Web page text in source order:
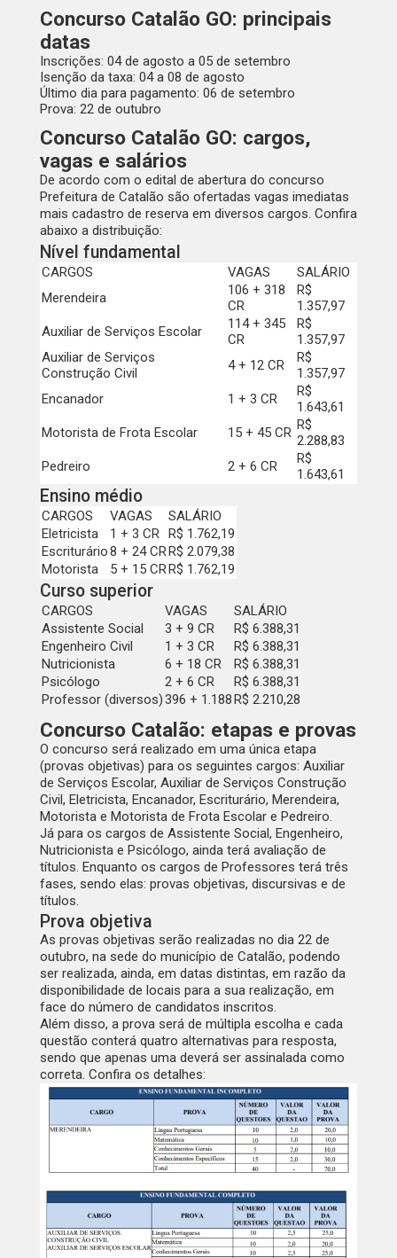
Concurso Catalão GO: principais
datas
Inscrições: 04 de agosto a 05 de setembro
Isenção da taxa: 04 a 08 de agosto
Último dia para pagamento: 06 de setembro
Prova: 22 de outubro
Concurso Catalão GO: cargos,
vagas e salários
De acordo com o edital de abertura do concurso
Prefeitura de Catalão são ofertadas vagas imediatas
mais cadastro de reserva em diversos cargos. Confira
abaixo a distribuição:
Nível fundamental
CARGOS VAGAS
SALÁRIO
Merendeira
106 + 318
CR
R$
1.357,97
Auxiliar de Serviços Escolar
114 + 345
CR
R$
1.357,97
Auxiliar de Serviços
Construção Civil
4 + 12 CR
R$
1.357,97
Encanador
1 + 3 CR
R$
1.643,61
Motorista de Frota Escolar
15 + 45 CR R$
2.288,83
Pedreiro
2 + 6 CR
R$
1.643,61
Ensino médio
CARGOS VAGAS
SALÁRIO
Eletricista
1 + 3 CR R$ 1.762,19
Escriturário8 + 24 CRR$ 2.079,38
Motorista
5 + 15 CRR$ 1.762,19
Curso superior
CARGOS VAGAS
SALÁRIO
Assistente Social
3 + 9 CR
R$ 6.388,31
Engenheiro Civil
1 + 3 CR
R$ 6.388,31
Nutricionista
6 + 18 CR
R$ 6.388,31
Psicólogo
2 + 6 CR
R$ 6.388,31
Professor (diversos)396 + 1.188R$ 2.210,28
Concurso Catalão: etapas e provas
O concurso será realizado em uma única etapa
(provas objetivas) para os seguintes cargos: Auxiliar
de Serviços Escolar, Auxiliar de Serviços Construção
Civil, Eletricista, Encanador, Escriturário, Merendeira,
Motorista e Motorista de Frota Escolar e Pedreiro.
Já para os cargos de Assistente Social, Engenheiro,
Nutricionista e Psicólogo, ainda terá avaliação de
títulos. Enquanto os cargos de Professores terá três
fases, sendo elas: provas objetivas, discursivas e de
títulos.
Prova objetiva
As provas objetivas serão realizadas no dia 22 de
outubro, na sede do município de Catalão, podendo
ser realizada, ainda, em datas distintas, em razão da
disponibilidade de locais para a sua realização, em
face do número de candidatos inscritos.
Além disso, a prova será de múltipla escolha e cada
questão conterá quatro alternativas para resposta,
sendo que apenas uma deverá ser assinalada como
correta. Confira os detalhes: